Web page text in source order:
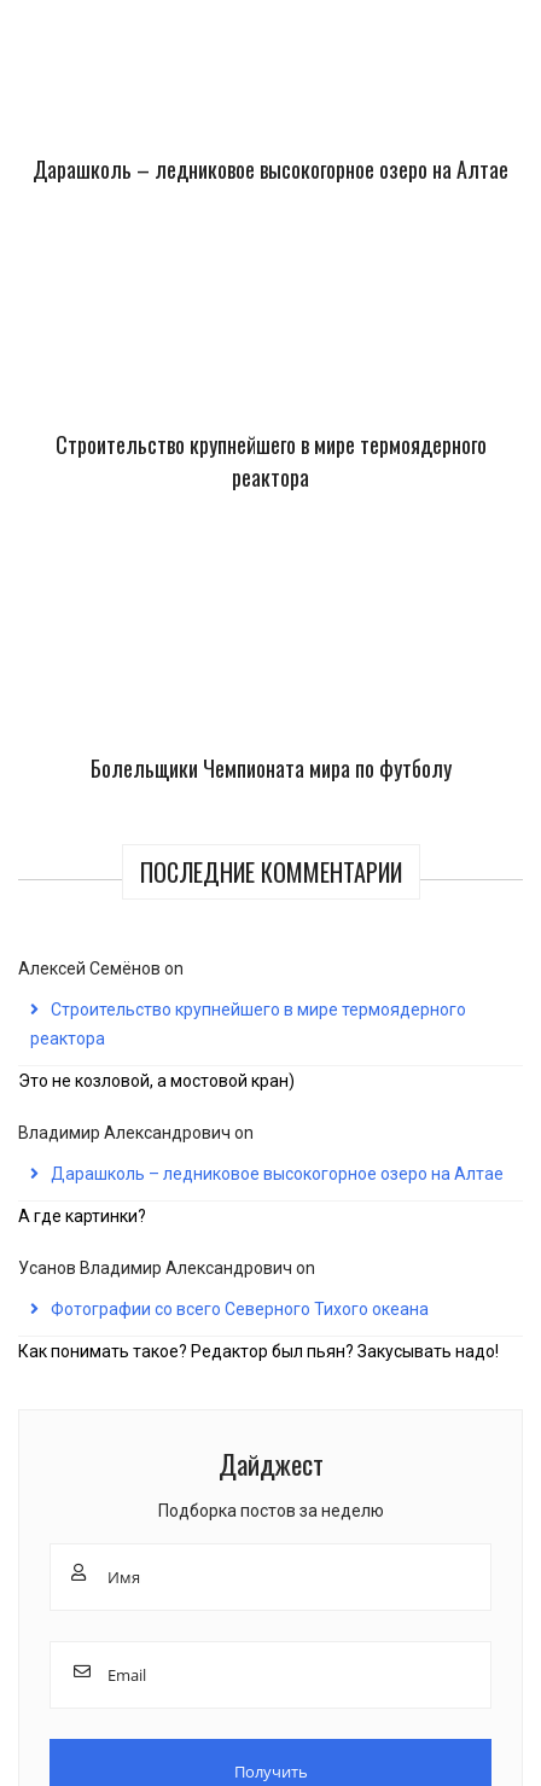
Дарашколь – ледниковое высокогорное озеро на Алтае
Строительство крупнейшего в мире термоядерного
реактора
Болельщики Чемпионата мира по футболу
ПОСЛЕДНИЕ КОММЕНТАРИИ
Алексей Семёнов on
Строительство крупнейшего в мире термоядерного
реактора
Это не козловой, а мостовой кран)
Владимир Александрович on
Дарашколь – ледниковое высокогорное озеро на Алтае
А где картинки?
Усанов Владимир Александрович on
Фотографии со всего Северного Тихого океана
Как понимать такое? Редактор был пьян? Закусывать надо!
Дайджест
Подборка постов за неделю